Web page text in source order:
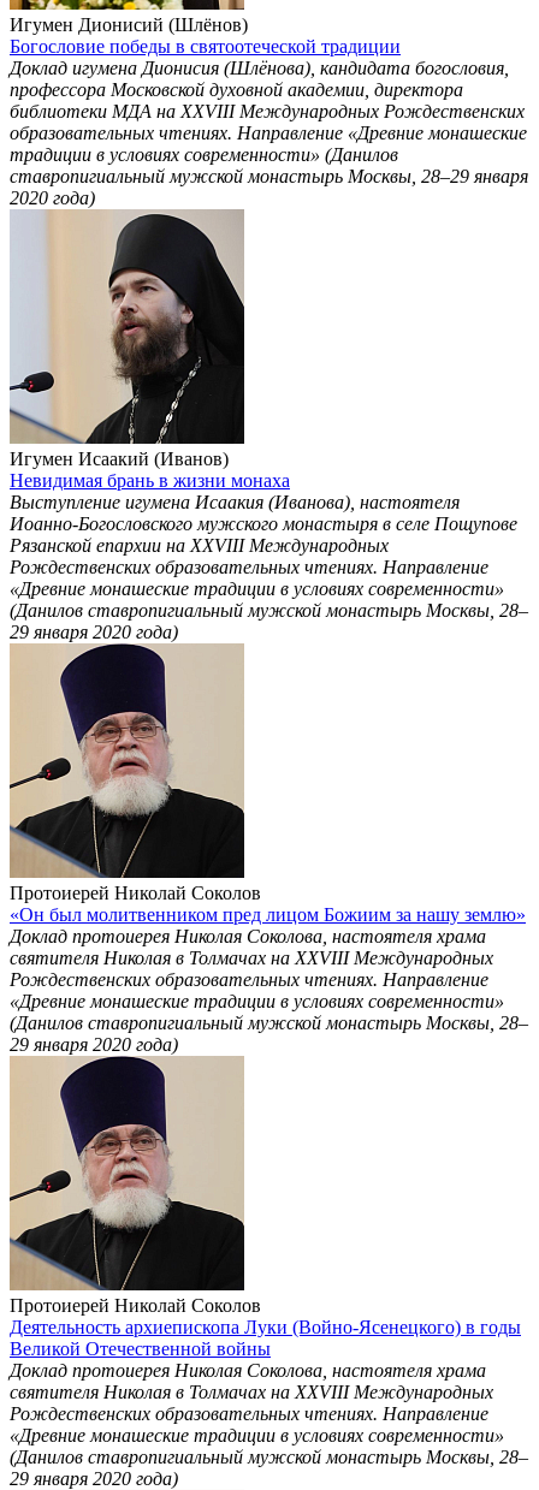
Игумен Дионисий (Шлёнов)
Богословие победы в святоотеческой традиции
Доклад игумена Дионисия (Шлёнова), кандидата богословия,
профессора Московской духовной академии, директора
библиотеки МДА на ХХVIII Международных Рождественских
образовательных чтениях. Направление «Древние монашеские
традиции в условиях современности» (Данилов
ставропигиальный мужской монастырь Москвы, 28–29 января
2020 года)
Игумен Исаакий (Иванов)
Невидимая брань в жизни монаха
Выступление игумена Исаакия (Иванова), настоятеля
Иоанно-Богословского мужского монастыря в селе Пощупове
Рязанской епархии на ХХVIII Международных
Рождественских образовательных чтениях. Направление
«Древние монашеские традиции в условиях современности»
(Данилов ставропигиальный мужской монастырь Москвы, 28–
29 января 2020 года)
Протоиерей Николай Соколов
«Он был молитвенником пред лицом Божиим за нашу землю»
Доклад протоиерея Николая Соколова, настоятеля храма
святителя Николая в Толмачах на ХХVIII Международных
Рождественских образовательных чтениях. Направление
«Древние монашеские традиции в условиях современности»
(Данилов ставропигиальный мужской монастырь Москвы, 28–
29 января 2020 года)
Протоиерей Николай Соколов
Деятельность архиепископа Луки (Войно-Ясенецкого) в годы
Великой Отечественной войны
Доклад протоиерея Николая Соколова, настоятеля храма
святителя Николая в Толмачах на ХХVIII Международных
Рождественских образовательных чтениях. Направление
«Древние монашеские традиции в условиях современности»
(Данилов ставропигиальный мужской монастырь Москвы, 28–
29 января 2020 года)